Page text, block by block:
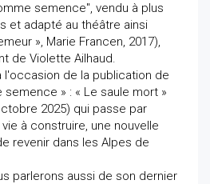
semence", vendu à plus
et adapté au théâtre ainsi
», Marie Francen, 2017),
de Violette Ailhaud.
l'occasion de la publication de
semence » : « Le saule mort »
2025) qui passe par
à construire, une nouvelle
revenir dans les Alpes de
parlerons aussi de son dernier